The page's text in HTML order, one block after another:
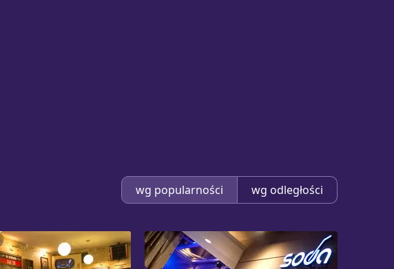
wg popularności wg odległości